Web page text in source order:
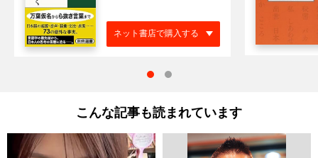
ネット書店で購入する
こんな記事も読まれています